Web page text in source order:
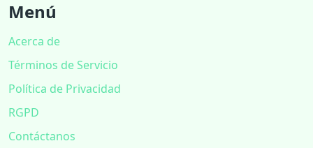
Menú
Acerca de
Términos de Servicio
Política de Privacidad
RGPD
Contáctanos